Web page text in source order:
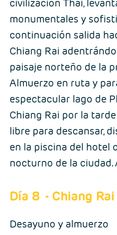
civilización Thai,
monumentales y
continuación salida
Chiang Rai
paisaje norteño de la
Almuerzo en ruta y
espectacular lago de
Chiang Rai por la
libre para descansar,
en la piscina del hotel
nocturno de la ciudad.
Día 8 - Chiang Rai
Desayuno y almuerzo